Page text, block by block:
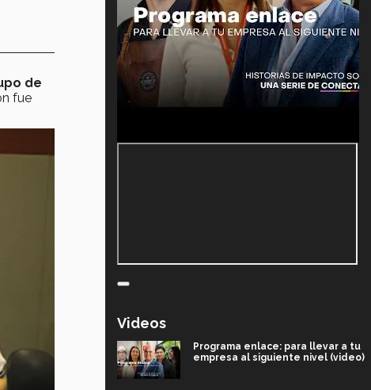
de
fue
Videos
Programa enlace: para llevar a tu
empresa al siguiente nivel (video)